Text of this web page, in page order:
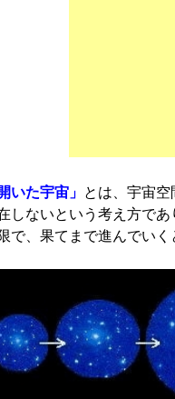
いた宇宙」 とは、宇宙
しないという考え方であ
で、果てまで進んでい